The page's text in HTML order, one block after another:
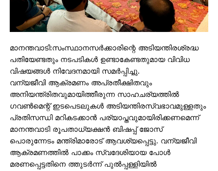
മാനന്തവാടി:സംസ്ഥാനസർക്കാരിന്റെ അടിയന്തിരശ്രദ്ധ
പതിയേണ്ടതും നടപടികൾ ഉണ്ടാകേണ്ടതുമായ വിവിധ
വിഷയങ്ങൾ നിവേദനമായി സമർപ്പിച്ചു.
വന്യജീവി ആക്രമണം അപ്രതീക്ഷിതവും
അനിയന്ത്രിതവുമായിത്തീരുന്ന സാഹചര്യത്തിൽ
ഗവൺമെന്റ് ഇടപെടലുകൾ അടിയന്തിരസ്വഭാവമുള്ളതും
പ്രതിസന്ധി മറികടക്കാൻ പര്യാപ്തവുമായിരിക്കണമെന്ന്
മാനന്തവാടി രൂപതാധ്യക്ഷൻ ബിഷപ്പ് ജോസ്
പൊരുന്നേടം മന്ത്രിമാരോട് ആവശ്യപ്പെട്ടു. വന്യജീവി
ആക്രമണത്തിൽ പാക്കം സ്വദേശിയായ പോൾ
മരണപ്പെട്ടതിനെ ത്തുടർന്ന് പുൽപ്പള്ളിയിൽ